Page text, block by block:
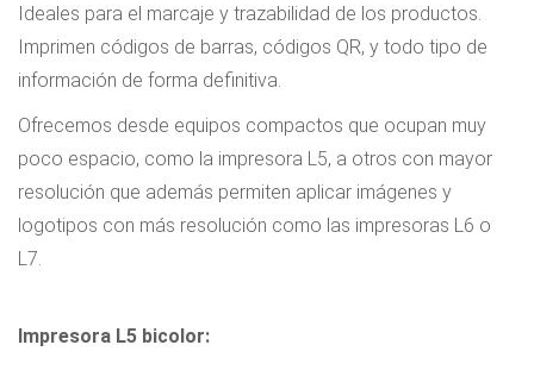
Ideales para el marcaje y trazabilidad de los productos.
Imprimen códigos de barras, códigos QR, y todo tipo de
información de forma definitiva.
Ofrecemos desde equipos compactos que ocupan muy
poco espacio, como la impresora L5, a otros con mayor
resolución que además permiten aplicar imágenes y
logotipos con más resolución como las impresoras L6 o
L7.
Impresora L5 bicolor: